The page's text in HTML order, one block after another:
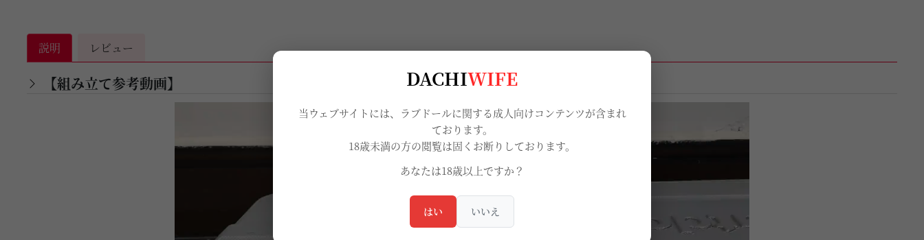
説明 レビュー
【組み立て参考動画】 DACHIWIFE
当ウェブサイトには、ラブドールに関する成人向けコンテンツが含まれ
ております。
18歳未満の方の閲覧は固くお断りしております。
あなたは18歳以上ですか？
はい いいえ